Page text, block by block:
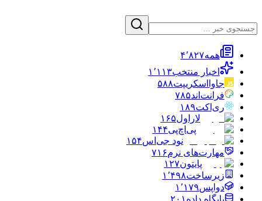
همه۴٬۸۲۷
اخبار منتخب۱٬۱۱۳
جاوااسکریپت۵۸۸
فرانت‌اند۷۸۵
ری‌اکت۱۸۹
لاراول۱۶۵
پی‌اچ‌پی۱۴۴
نود جی‌اس۱۵۴
مهارت‌های نرم۷۱۶
پایتون۱۲۷
زیرساخت۱٬۴۹۸
دواپس۱٬۱۷۹
پایگاه داده ۲۰۱